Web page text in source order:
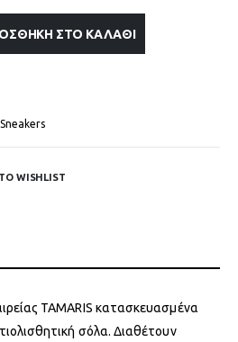
ΣΤΟ ΚΑΛΑΘΙ
WISHLIST
TAMARIS κατασκευασμένα
σόλα. Διαθέτουν